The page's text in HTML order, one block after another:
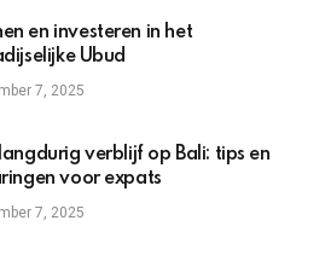
en investeren in het
Ubud
7, 2025
langdurig verblijf op Bali: tips en
voor expats
7, 2025